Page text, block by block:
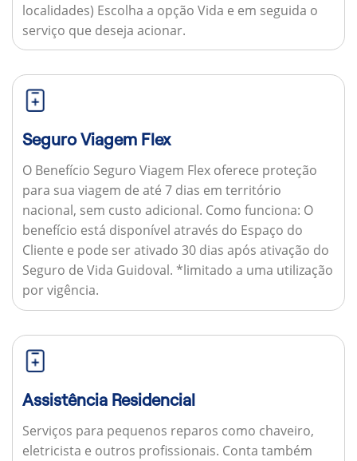
localidades) Escolha a opção Vida e em seguida o
serviço que deseja acionar.
Seguro Viagem Flex
O Benefício Seguro Viagem Flex oferece proteção
para sua viagem de até 7 dias em território
nacional, sem custo adicional. Como funciona: O
benefício está disponível através do Espaço do
Cliente e pode ser ativado 30 dias após ativação do
Seguro de Vida Guidoval. *limitado a uma utilização
por vigência.
Assistência Residencial
Serviços para pequenos reparos como chaveiro,
eletricista e outros profissionais. Conta também